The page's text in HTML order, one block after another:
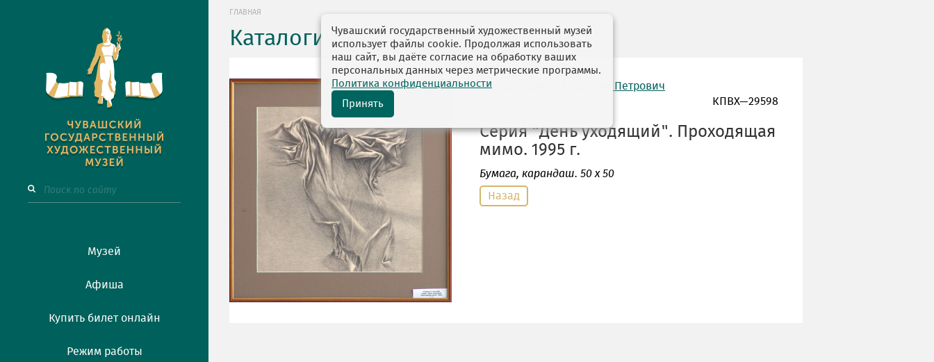
Музей
Афиша
Купить билет онлайн
Режим работы
ГЛАВНАЯ
Каталоги выставок
автор: Рыбкин Анатолий Петрович
КПВХ—29598
Серия "День уходящий". Проходящая
мимо. 1995 г.
Бумага, карандаш. 50 х 50
Назад
Чувашский государственный художественный музей
использует файлы cookie. Продолжая использовать
наш сайт, вы даёте согласие на обработку ваших
персональных данных через метрические программы.
Политика конфиденциальности
Принять